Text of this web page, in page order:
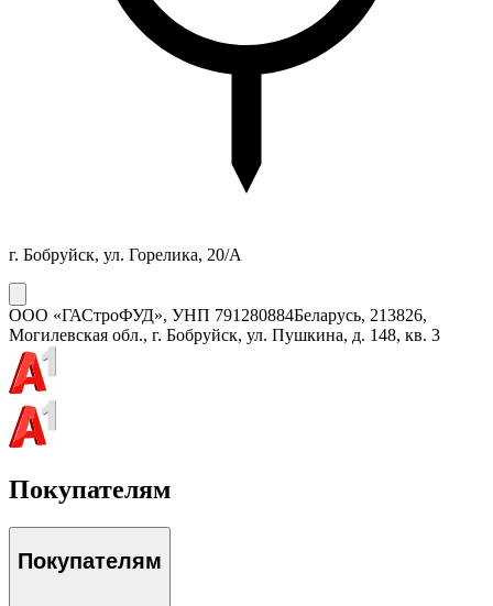
г. Бобруйск, ул. Горелика, 20/А
ООО «ГАСтроФУД», УНП 791280884Беларусь, 213826,
Могилевская обл., г. Бобруйск, ул. Пушкина, д. 148, кв. 3
Покупателям
Покупателям